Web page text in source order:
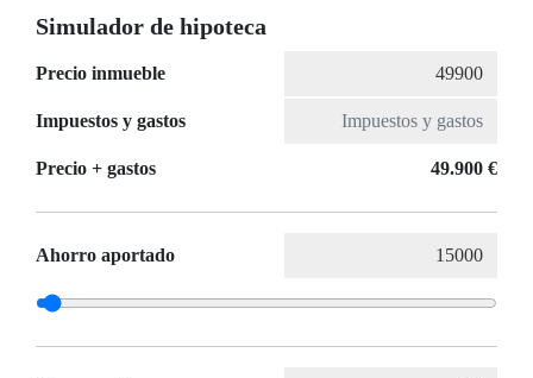
Simulador de hipoteca
Precio inmueble
Impuestos y gastos
Precio + gastos 49.900 €
Ahorro aportado